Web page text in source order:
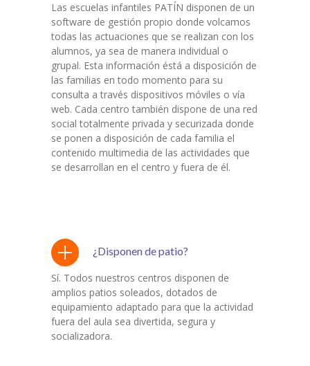
Las escuelas infantiles PATÍN disponen de un
software de gestión propio donde volcamos
todas las actuaciones que se realizan con los
alumnos, ya sea de manera individual o
grupal. Esta información éstá a disposición de
las familias en todo momento para su
consulta a través dispositivos móviles o vía
web. Cada centro también dispone de una red
social totalmente privada y securizada donde
se ponen a disposición de cada familia el
contenido multimedia de las actividades que
se desarrollan en el centro y fuera de él.
¿Disponen de patio?
Sí. Todos nuestros centros disponen de
amplios patios soleados, dotados de
equipamiento adaptado para que la actividad
fuera del aula sea divertida, segura y
socializadora.